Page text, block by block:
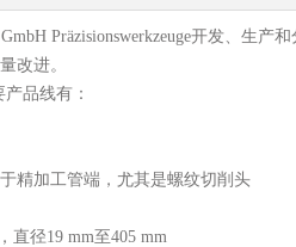
Präzisionswerkzeuge开发、生产和
改进。
产品线有：
精加工管端，尤其是螺纹切削头
直径19 mm至405 mm